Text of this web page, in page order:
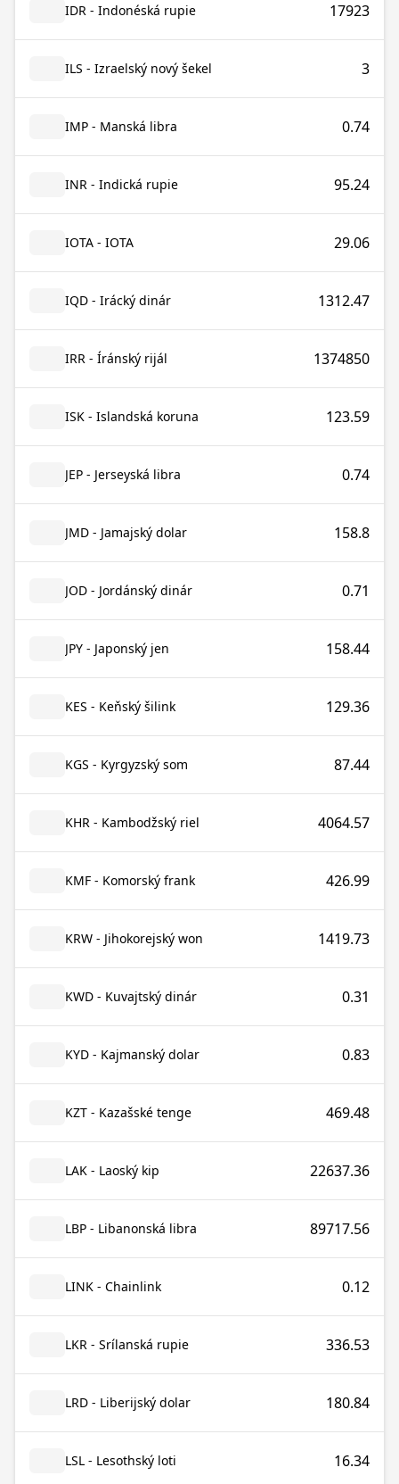
IDR - Indonéská rupie 17923
ILS - Izraelský nový šekel 3
IMP - Manská libra 0.74
INR - Indická rupie 95.24
IOTA - IOTA 29.06
IQD - Irácký dinár 1312.47
IRR - Íránský rijál 1374850
ISK - Islandská koruna 123.59
JEP - Jerseyská libra 0.74
JMD - Jamajský dolar 158.8
JOD - Jordánský dinár 0.71
JPY - Japonský jen 158.44
KES - Keňský šilink 129.36
KGS - Kyrgyzský som 87.44
KHR - Kambodžský riel 4064.57
KMF - Komorský frank 426.99
KRW - Jihokorejský won 1419.73
KWD - Kuvajtský dinár 0.31
KYD - Kajmanský dolar 0.83
KZT - Kazašské tenge 469.48
LAK - Laoský kip 22637.36
LBP - Libanonská libra 89717.56
LINK - Chainlink 0.12
LKR - Srílanská rupie 336.53
LRD - Liberijský dolar 180.84
LSL - Lesothský loti 16.34